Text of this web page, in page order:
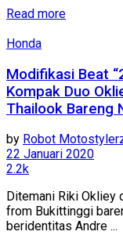
Read more
Honda
Modifikasi Beat
Kompak Duo
Thailook Bareng
by Robot
22 Januari 2020
2.2k
Ditemani Riki Okliey
from Bukittinggi
beridentitas Andre ...